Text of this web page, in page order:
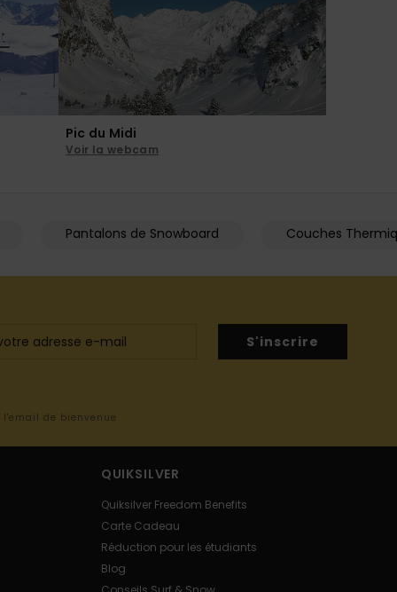
Pic du Midi
Voir la webcam
Pantalons de Snowboard Couches
S'inscrire
de bienvenue
QUIKSILVER
Quiksilver Freedom Benefits
Carte Cadeau
Réduction pour les étudiants
Blog